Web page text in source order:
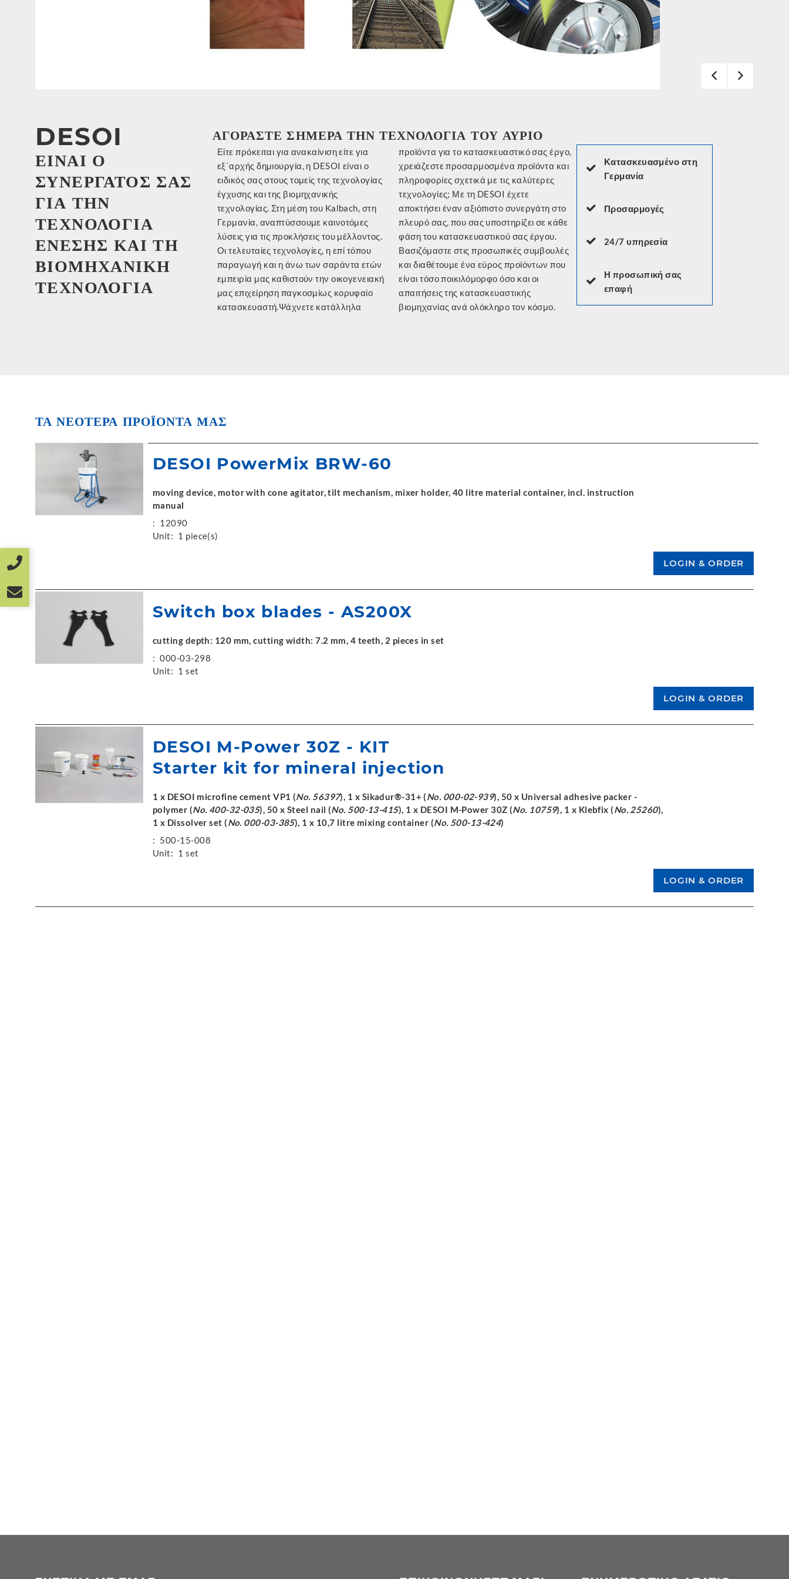
DESOI
ΕΙΝΑΙ Ο
ΣΥΝΕΡΓΑΤΟΣ ΣΑΣ
ΓΙΑ ΤΗΝ
ΤΕΧΝΟΛΟΓΙΑ
ΕΝΕΣΗΣ ΚΑΙ ΤΗ
ΒΙΟΜΗΧΑΝΙΚΗ
ΤΕΧΝΟΛΟΓΙΑ
ΑΓΟΡΑΣΤΕ ΣΗΜΕΡΑ ΤΗΝ ΤΕΧΝΟΛΟΓΙΑ ΤΟΥ ΑΥΡΙΟ
Είτε πρόκειται για ανακαίνιση είτε για
εξ΄αρχής δημιουργία, η DESOI είναι ο
ειδικός σας στους τομείς της τεχνολογίας
έγχυσης και της βιομηχανικής
τεχνολογίας. Στη μέση του Kalbach, στη
Γερμανία, αναπτύσσουμε καινοτόμες
λύσεις για τις προκλήσεις του μέλλοντος.
Οι τελευταίες τεχνολογίες, η επί τόπου
παραγωγή και η άνω των σαράντα ετών
εμπειρία μας καθιστούν την οικογενειακή
μας επιχείρηση παγκοσμίως κορυφαίο
κατασκευαστή.Ψάχνετε κατάλληλα
προϊόντα για το κατασκευαστικό σας έργο,
χρειάζεστε προσαρμοσμένα προϊόντα και
πληροφορίες σχετικά με τις καλύτερες
τεχνολογίες; Με τη DESOI έχετε
αποκτήσει έναν αξιόπιστο συνεργάτη στο
πλευρό σας, που σας υποστηρίζει σε κάθε
φάση του κατασκευαστικού σας έργου.
Βασιζόμαστε στις προσωπικές συμβουλές
και διαθέτουμε ένα εύρος προϊόντων που
είναι τόσο ποικιλόμορφο όσο και οι
απαιτήσεις της κατασκευαστικής
βιομηχανίας ανά ολόκληρο τον κόσμο.
Κατασκευασμένο στη
Γερμανία
Προσαρμογές
24/7 υπηρεσία
Η προσωπική σας
επαφή
ΤΑ ΝΕΟΤΕΡΑ ΠΡΟΪΟΝΤΑ ΜΑΣ
DESOI PowerMix BRW-60
moving device, motor with cone agitator, tilt mechanism, mixer holder, 40 litre material container, incl. instruction
manual
: 12090
Unit: 1 piece(s)
Switch box blades - AS200X
cutting depth: 120 mm, cutting width: 7.2 mm, 4 teeth, 2 pieces in set
: 000-03-298
Unit: 1 set
DESOI M-Power 30Z - KIT
Starter kit for mineral injection
1 x DESOI microfine cement VP1 (No. 56397), 1 x Sikadur®-31+ (No. 000-02-939), 50 x Universal adhesive packer -
polymer (No. 400-32-035), 50 x Steel nail (No. 500-13-415), 1 x DESOI M-Power 30Z (No. 10759), 1 x Klebfix (No. 25260),
1 x Dissolver set (No. 000-03-385), 1 x 10,7 litre mixing container (No. 500-13-424)
: 500-15-008
Unit: 1 set